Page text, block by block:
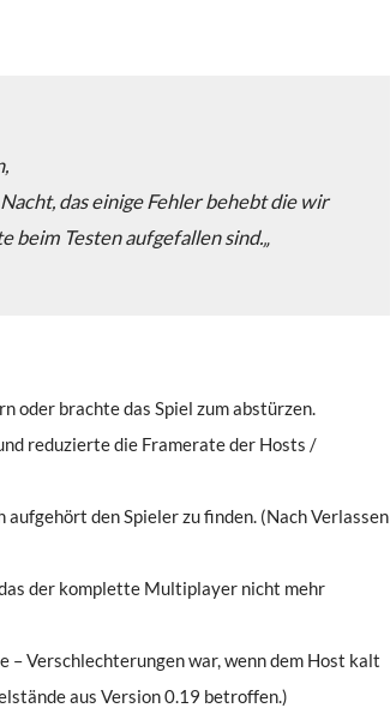
das einige Fehler behebt die wir
beim Testen aufgefallen sind.„
oder brachte das Spiel zum abstürzen.
reduzierte die Framerate der Hosts /
den Spieler zu finden. (Nach Verlassen
der komplette Multiplayer nicht mehr
– Verschlechterungen war, wenn dem Host kalt
aus Version 0.19 betroffen.)